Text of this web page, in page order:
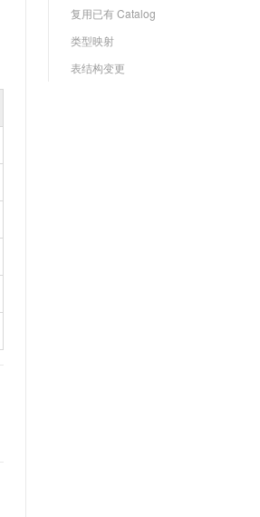
复用已有 Catalog
类型映射
表结构变更
一站式AI生产力平台
AI 应用及服务市场